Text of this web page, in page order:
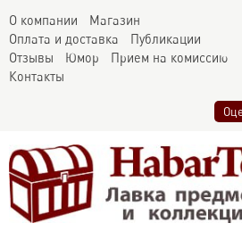
О компании
Магазин
Оплата и доставка
Публикации
Отзывы
Юмор
Прием на комиссию
Контакты